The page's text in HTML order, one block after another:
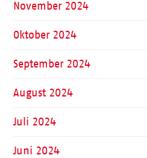
November 2024
Oktober 2024
September 2024
August 2024
Juli 2024
Juni 2024